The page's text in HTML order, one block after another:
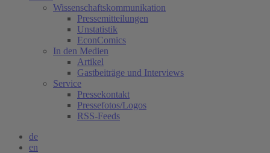
Wissenschaftskommunikation
Pressemitteilungen
Unstatistik
EconComics
In den Medien
Artikel
Gastbeiträge und Interviews
Service
Pressekontakt
Pressefotos/Logos
RSS-Feeds
de
en